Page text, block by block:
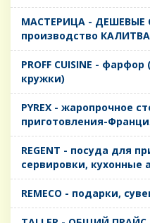
MАСТЕРИЦА -
производство КАЛИТВА
PROFF CUISINE -
кружки)
PYREX - жаропрочное
приготовления-
REGENT - посуда для
сервировки, кухонные
REMECO - подарки,